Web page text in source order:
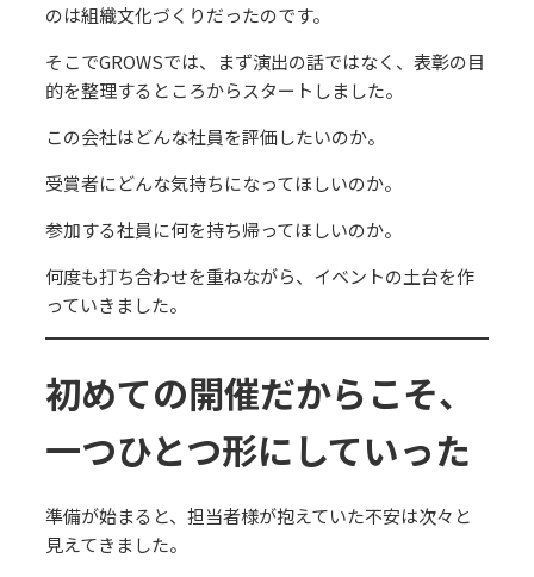
のは組織文化づくりだったのです。
そこでGROWSでは、まず演出の話ではなく、表彰の目
的を整理するところからスタートしました。
この会社はどんな社員を評価したいのか。
受賞者にどんな気持ちになってほしいのか。
参加する社員に何を持ち帰ってほしいのか。
何度も打ち合わせを重ねながら、イベントの土台を作
っていきました。
初めての開催だからこそ、
一つひとつ形にしていった
準備が始まると、担当者様が抱えていた不安は次々と
見えてきました。